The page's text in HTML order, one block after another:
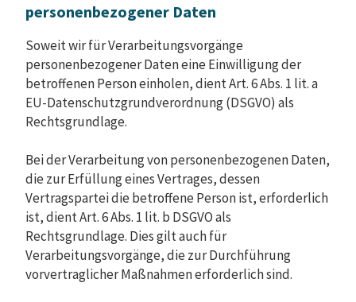
personenbezogener Daten
Soweit wir für Verarbeitungsvorgänge
personenbezogener Daten eine Einwilligung der
betroffenen Person einholen, dient Art. 6 Abs. 1 lit. a
EU-Datenschutzgrundverordnung (DSGVO) als
Rechtsgrundlage.
Bei der Verarbeitung von personenbezogenen Daten,
die zur Erfüllung eines Vertrages, dessen
Vertragspartei die betroffene Person ist, erforderlich
ist, dient Art. 6 Abs. 1 lit. b DSGVO als
Rechtsgrundlage. Dies gilt auch für
Verarbeitungsvorgänge, die zur Durchführung
vorvertraglicher Maßnahmen erforderlich sind.